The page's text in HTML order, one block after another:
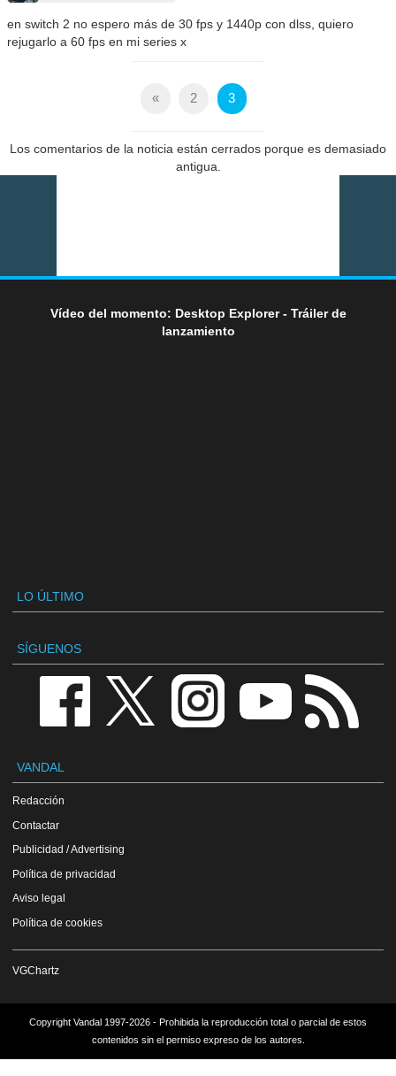
en switch 2 no espero más de 30 fps y 1440p con dlss, quiero
rejugarlo a 60 fps en mi series x
« 2 3
Los comentarios de la noticia están cerrados porque es demasiado
antigua.
Vídeo del momento: Desktop Explorer - Tráiler de
lanzamiento
LO ÚLTIMO
SÍGUENOS
VANDAL
Redacción
Contactar
Publicidad / Advertising
Política de privacidad
Aviso legal
Política de cookies
VGChartz
Copyright Vandal 1997-2026 - Prohibida la reproducción total o parcial de estos
contenidos sin el permiso expreso de los autores.